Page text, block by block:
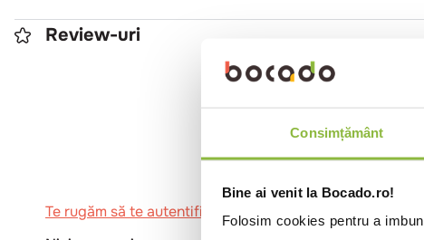
Consimțământ
Bine ai venit la Bocado.ro!
Folosim cookies pentru a
Review-uri
0
Te rugăm să te autentifici pentru a scrie o recenzie.